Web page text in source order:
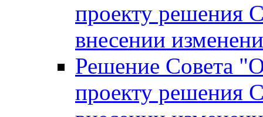
проекту решения
внесении
Решение Совета
проекту решения